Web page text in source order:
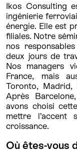
Ikos Consulting
ingénierie
énergie. Elle est
filiales. Notre
nos
deux jours de
Nos managers
France, mais
Toronto, Madrid,
Après
avons choisi
mettre
croissance.
Où êtes-vous